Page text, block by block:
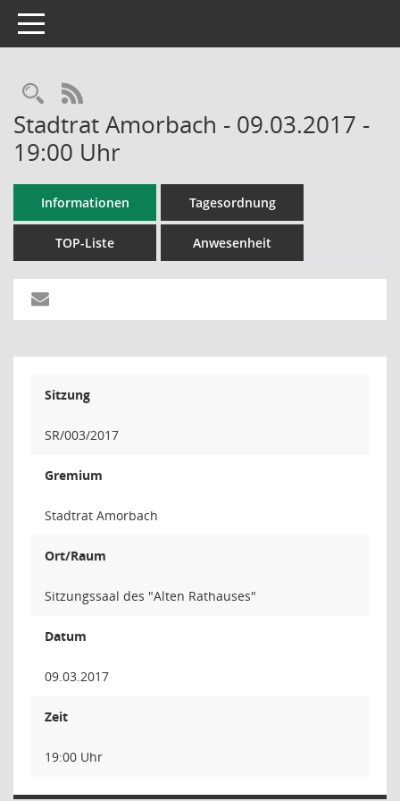
Toggle navigation
RSS-Feed
Stadtrat Amorbach - 09.03.2017 -
19:00 Uhr
Informationen Tagesordnung
TOP-Liste Anwesenheit
Sitzung
SR/003/2017
Gremium
Stadtrat Amorbach
Ort/Raum
Sitzungssaal des "Alten Rathauses"
Datum
09.03.2017
Zeit
19:00 Uhr